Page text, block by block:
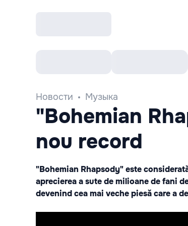
Новости Музыка
"Bohemian
nou record
"Bohemian Rhapsody" este
aprecierea a sute de milioane de fani
devenind cea mai veche piesă care a